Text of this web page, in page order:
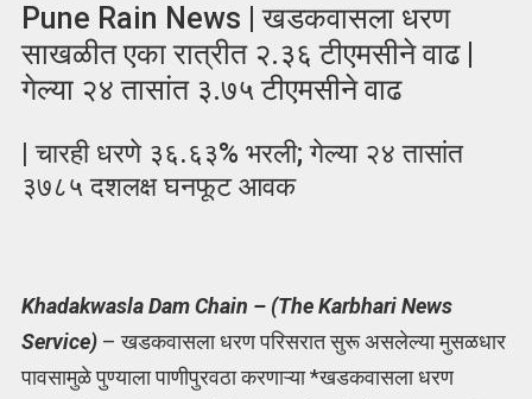
Pune Rain News | खडकवासला धरण
साखळीत एका रात्रीत २.३६ टीएमसीने वाढ |
गेल्या २४ तासांत ३.७५ टीएमसीने वाढ
| चारही धरणे ३६.६३% भरली; गेल्या २४ तासांत
३७८५ दशलक्ष घनफूट आवक
Khadakwasla Dam Chain – (The Karbhari News
Service)– खडकवासला धरण परिसरात सुरू असलेल्या मुसळधार
पावसामुळे पुण्याला पाणीपुरवठा करणाऱ्या *खडकवासला धरण